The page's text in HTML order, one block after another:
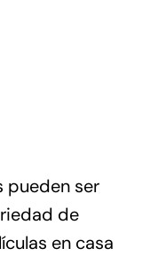
pueden ser
de
en casa